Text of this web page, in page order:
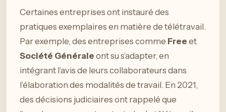
Certaines entreprises ont instauré des
pratiques exemplaires en matière de télétravail.
Par exemple, des entreprises comme Free et
Société Générale ont su s’adapter, en
intégrant l’avis de leurs collaborateurs dans
l’élaboration des modalités de travail. En 2021,
des décisions judiciaires ont rappelé que